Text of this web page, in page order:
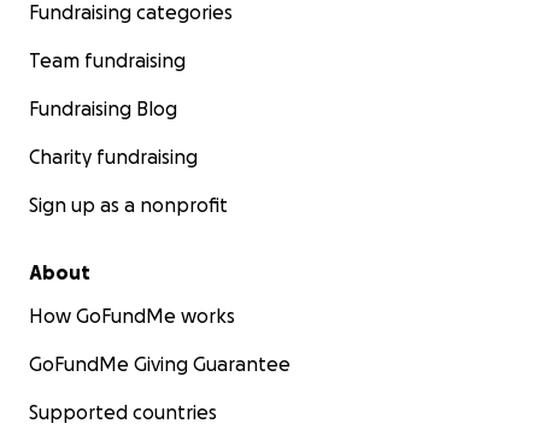
Fundraising categories
Team fundraising
Fundraising Blog
Charity fundraising
Sign up as a nonprofit
About
How GoFundMe works
GoFundMe Giving Guarantee
Supported countries